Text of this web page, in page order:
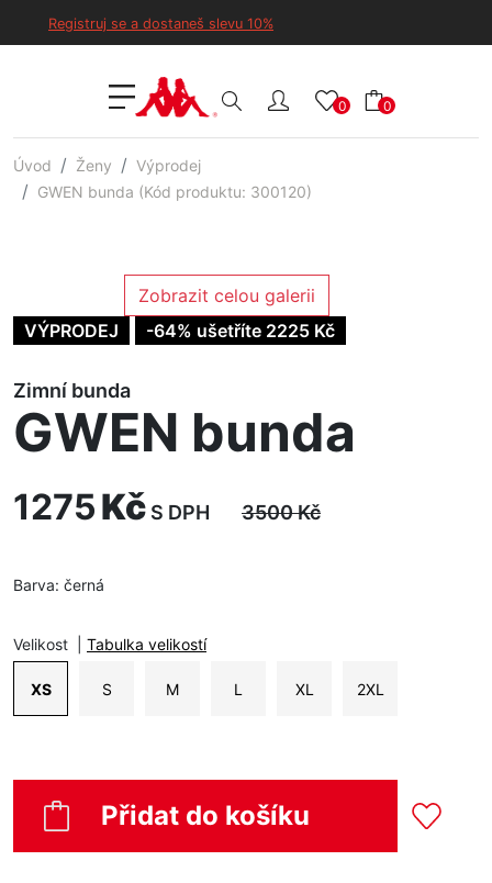
Registruj se a dostaneš slevu 10%
0 0
Úvod Ženy
Výprodej
GWEN bunda (Kód produktu: 300120)
Zobrazit celou galerii
VÝPRODEJ
-64% ušetříte 2225 Kč
Zimní bunda
GWEN bunda
1275Kč S DPH 3500Kč
Barva: černá
Velikost Tabulka velikostí
XS S M L XL 2XL
Přidat do košíku